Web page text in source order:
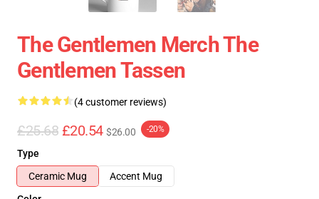
The Gentlemen Merch The
Gentlemen Tassen
(4 customer reviews)
£25.68 £20.54 $26.00 -20%
Type
Ceramic Mug
Accent Mug